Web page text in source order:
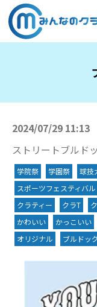
2024/07/29 11:13
ストリートブルド
学院祭 学園祭 球技
スポーツフェスティバル
クラティー
クラT
かわいい
かっこいい
オリジナル
ブルドッ